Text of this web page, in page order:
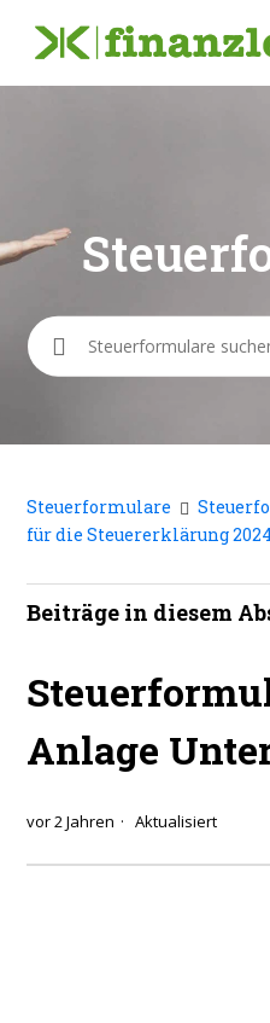
Suche
Steuerformulare
für die Steuererklärung 2024
Beiträge in diesem
Anlage
vor 2 Jahren Aktualisiert